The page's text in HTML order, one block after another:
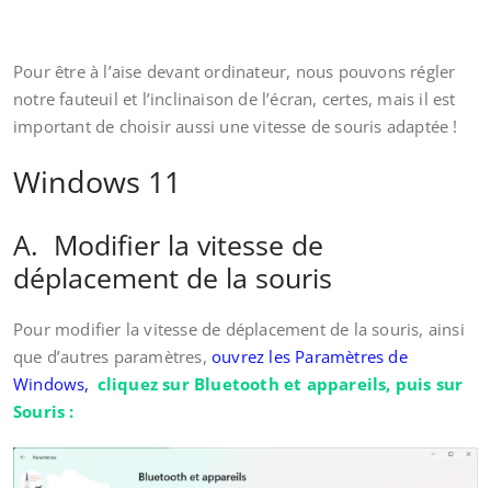
Pour être à l’aise devant ordinateur, nous pouvons régler
notre fauteuil et l’inclinaison de l’écran, certes, mais il est
important de choisir aussi une vitesse de souris adaptée !
Windows 11
A. Modifier la vitesse de
déplacement de la souris
Pour modifier la vitesse de déplacement de la souris, ainsi
que d’autres paramètres, ouvrez les Paramètres de
Windows, cliquez sur Bluetooth et appareils, puis sur
Souris :